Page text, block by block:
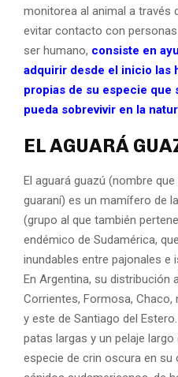
monitorea al animal a través
evitar contacto con
ser humano, consiste en
adquirir desde el inicio las
propias de su especie que
pueda sobrevivir en la
EL AGUARÁ
El aguará guazú (nombre
guaraní) es un mamífero de
(grupo al que también
endémico de Sudamérica,
inundables entre pajonales e
En Argentina, su distribución
Corrientes, Formosa, Chaco,
y este de Santiago del
patas largas y un pelaje
especie de crin oscura en su